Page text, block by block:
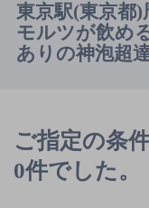
東京駅(東京都)
モルツが飲め
ありの神泡超
ご指定の条
0件でした。